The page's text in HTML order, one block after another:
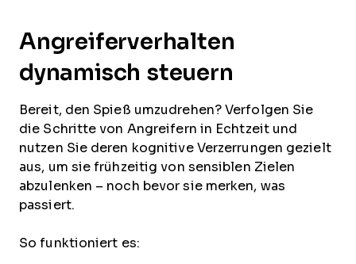
Angreiferverhalten
dynamisch steuern
Bereit, den Spieß umzudrehen? Verfolgen Sie
die Schritte von Angreifern in Echtzeit und
nutzen Sie deren kognitive Verzerrungen gezielt
aus, um sie frühzeitig von sensiblen Zielen
abzulenken – noch bevor sie merken, was
passiert.
So funktioniert es: